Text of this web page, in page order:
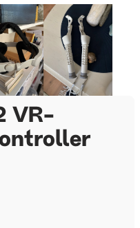
VR-